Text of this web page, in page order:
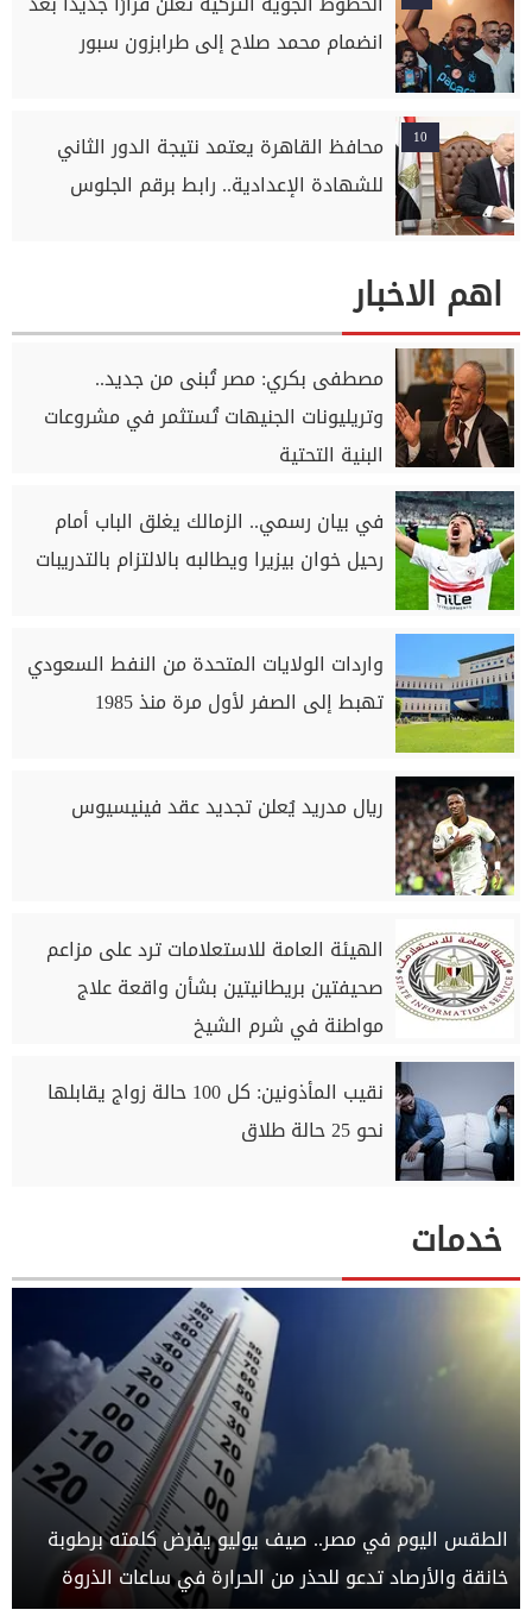
انضمام محمد صلاح إلى طرابزون سبور
10
محافظ القاهرة يعتمد نتيجة الدور الثاني
للشهادة الإعدادية.. رابط برقم الجلوس
اهم الاخبار
مصطفى بكري: مصر تُبنى من جديد..
وتريليونات الجنيهات تُستثمر في مشروعات
البنية التحتية
في بيان رسمي.. الزمالك يغلق الباب أمام
رحيل خوان بيزيرا ويطالبه بالالتزام بالتدريبات
واردات الولايات المتحدة من النفط السعودي
تهبط إلى الصفر لأول مرة منذ 1985
ريال مدريد يُعلن تجديد عقد فينيسيوس
الهيئة العامة للاستعلامات ترد على مزاعم
صحيفتين بريطانيتين بشأن واقعة علاج
مواطنة في شرم الشيخ
نقيب المأذونين: كل 100 حالة زواج يقابلها
نحو 25 حالة طلاق
خدمات
الطقس اليوم في مصر.. صيف يوليو يفرض كلمته برطوبة
خانقة والأرصاد تدعو للحذر من الحرارة في ساعات الذروة